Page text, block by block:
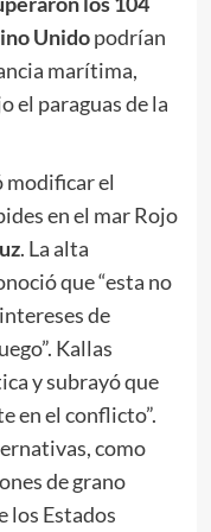
Unidopodrían
marítima,
el paraguas de la
el
en el mar Rojo
. La alta
que “esta no
de
Kallas
y subrayó que
en el conflicto”.
como
de grano
los Estados